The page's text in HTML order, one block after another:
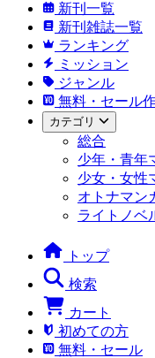
新刊一覧
新刊雑誌一覧
ランキング
ミッション
ジャンル
無料・セール
カテゴリ
総合
少年・青年
少女・女性
オトナマン
ライトノベ
トップ
検索
カート
初めての方
無料・セール